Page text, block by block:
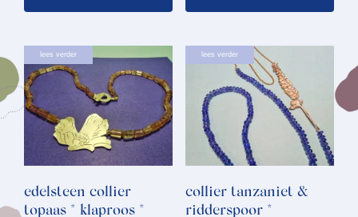
lees verder
edelsteen collier
topaas * klaproos *
lees verder
collier tanzaniet &
ridderspoor *